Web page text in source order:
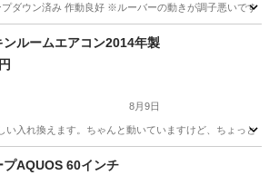
ン対応
ダウン済み 作動良好 ※ルーバーの動きが調子悪いです
季節、空調家電 冷房
ンルームエアコン2014年製
8月9日
い入れ換えます。ちゃんと動いていますけど、ちょっと
季節、空調家電
プAQUOS 60インチ